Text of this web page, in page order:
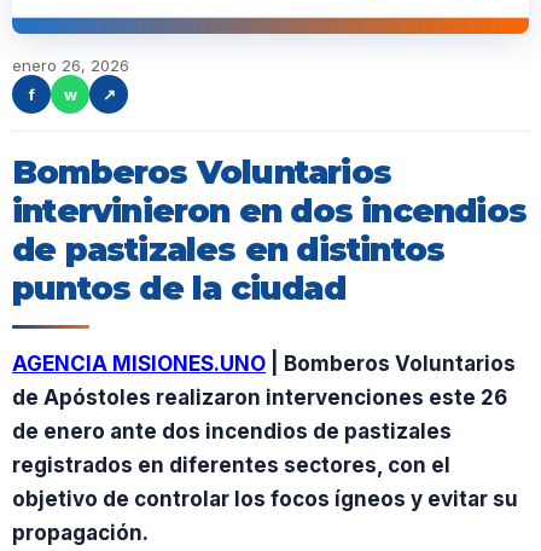
enero 26, 2026
f
w ↗
Bomberos Voluntarios
intervinieron en dos incendios
de pastizales en distintos
puntos de la ciudad
AGENCIA MISIONES.UNO | Bomberos Voluntarios
de Apóstoles realizaron intervenciones este 26
de enero ante dos incendios de pastizales
registrados en diferentes sectores, con el
objetivo de controlar los focos ígneos y evitar su
propagación.